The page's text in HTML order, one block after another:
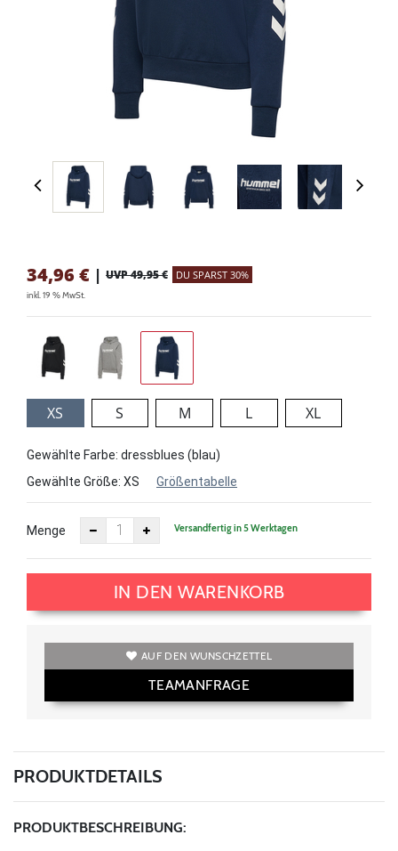
34,96 € | UVP 49,95 € DU SPARST 30%
inkl. 19 % MwSt.
XS S M L XL
Gewählte Farbe: dressblues (blau)
Gewählte Größe: XS Größentabelle
Menge Versandfertig in 5 Werktagen
IN DEN WARENKORB
AUF DEN WUNSCHZETTEL
TEAMANFRAGE
PRODUKTDETAILS
PRODUKTBESCHREIBUNG: